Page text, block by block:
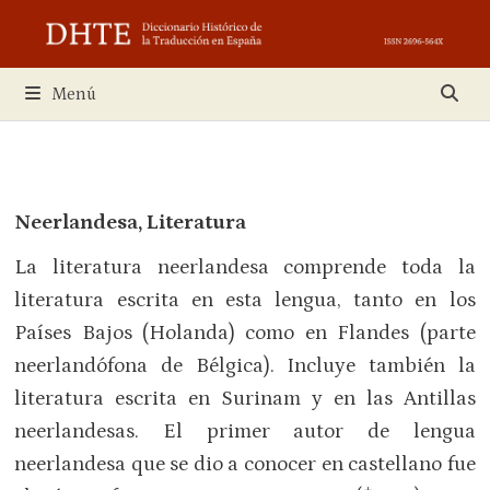
contenido
Menú
Neerlandesa, Literatura
La literatura neerlandesa comprende toda la
literatura escrita en esta lengua, tanto en los
Países Bajos (Holanda) como en Flandes (parte
neerlandófona de Bélgica). Incluye también la
literatura escrita en Surinam y en las Antillas
neerlandesas. El primer autor de lengua
neerlandesa que se dio a conocer en castellano fue